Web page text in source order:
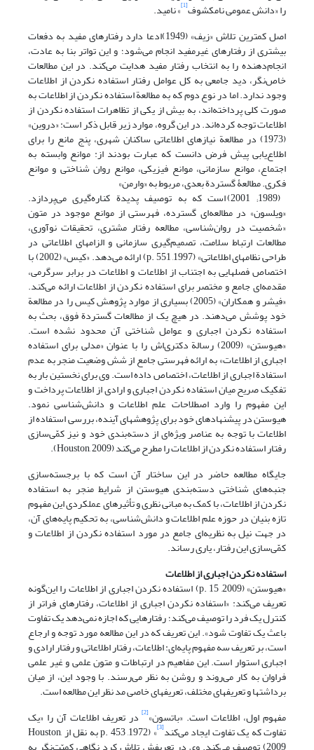
را «دانش عمومی نامکشوف[1] » نامید.
اصل کمترین تلاش «زیف» (1949)ادعا دارد رفتارهای مفید به دفعات
بیشتری از رفتارهای غیرمفید انجام می‌شود؛ و این تواتر بنا به عادت،
انجام‌دهنده را به انتخاب رفتار مفید هدایت می‌کند. در این مطالعات
خاص‌نگر، دید جامعی به کل عوامل رفتار استفاده نکردن از اطلاعات
وجود ندارد. اما در نوع دوم که به مطالعة استفاده نکردن از اطلاعات به
صورت کلی پرداخته‌اند، به بیش از یکی از تظاهرات استفاده نکردن از
اطلاعات توجه کرده‌اند. در این گروه، موارد زیر قابل ذکر است: «دروین»
(1973) در مطالعة نیازهای اطلاعاتی ساکنان شهری، پنج مانع را برای
اطلاع‌یابی پیش فرض دانست که عبارت بودند از: موانع وابسته به
اجتماع، موانع سازمانی، موانع فیزیکی، موانع روان شناختی و موانع
فکری. مطالعۀ گستردة بعدی، مربوط به «وارمن»
(1989; 2001) است که به توصیف پدیدة کناره‌گیری می‌پردازد.
«ویلسون» در مطالعه‌ای گسترده، فهرستی از موانع موجود در متون
«شخصیت در روان‌شناسی، مطالعه رفتار مشتری، تحقیقات نوآوری،
مطالعات ارتباط سلامت، تصمیم‌گیری سازمانی و الزامهای اطلاعاتی در
طراحی نظامهای اطلاعاتی» (1997, p. 551) ارائه می‌دهد. «کیس» (2002) با
اختصاص فصلهایی به اجتناب از اطلاعات و اطلاعات در برابر سرگرمی،
مقدمه‌ای جامع و مختصر برای استفاده نکردن از اطلاعات ارائه می‌کند.
«فیشر و همکاران» (2005) بسیاری از موارد پژوهش کیس را در مطالعة
خود پوشش می‌دهند. در هیچ یک از مطالعات گستردة فوق، بحث به
استفاده نکردن اجباری و عوامل شناختی آن محدود نشده است.
«هیوستن» (2009) رسالة دکتری‌اش را با عنوان «مدلی برای استفاده
اجباری از اطلاعات» به ارائه فهرستی جامع از شش وضعیت منجر به عدم
استفادة اجباری از اطلاعات، اختصاص داده است. وی برای نخستین بار به
تفکیک صریح میان استفاده نکردن اجباری و ارادی از اطلاعات پرداخت و
این مفهوم را وارد اصطلاحات علم اطلاعات و دانش‌شناسی نمود.
هیوستن در پیشنهادهای خود برای پژوهشهای آینده، بررسی استفاده از
اطلاعات با توجه به عناصر ویژه‌ای از دسته‌بندی خود و نیز کمّی‌سازی
رفتار استفاده نکردن از اطلاعات را مطرح می‌کند (Houston, 2009).
جایگاه مطالعه حاضر در این ساختار آن است که با برجسته‌سازی
جنبه‌های شناختی دسته‌بندی هیوستن از شرایط منجر به استفاده
نکردن از اطلاعات، با کمک به مبانی نظری و تأثیرهای عملکردی این مفهوم
تازه بنیان در حوزه علم اطلاعات و دانش‌شناسی، به تحکیم پایه‌های آن،
در جهت نیل به نظریه‌ای جامع در مورد استفاده نکردن از اطلاعات و
کمّی‌سازی این رفتار، یاری رساند.
استفاده نکردن اجباری از اطلاعات
«هیوستن» (2009, p. 15) استفاده نکردن اجباری از اطلاعات را این‌گونه
تعریف می‌کند: «استفاده نکردن اجباری از اطلاعات، رفتارهای فراتر از
کنترل یک فرد را توصیف می‌کند؛ رفتارهایی که اجازه نمی‌دهد یک تفاوت
باعث یک تفاوت شود». این تعریف که در این مطالعه مورد توجه و ارجاع
است، بر تعریف سه مفهوم پایه‌ای: اطلاعات، رفتار اطلاعاتی و رفتار ارادی و
اجباری استوار است. این مفاهیم در ارتباطات و متون علمی و غیر علمی
فراوان به کار می‌روند و روشن به نظر می‌رسند. با وجود این، از میان
برداشتها و تعریفهای مختلف، تعریفهای خاصی مد نظر این مطالعه است.
مفهوم اول، اطلاعات است. «باتسون»[2] در تعریف اطلاعات آن را «یک
تفاوت که یک تفاوت ایجاد می‌کند[3] » (1972, p. 453 به نقل از Houston,